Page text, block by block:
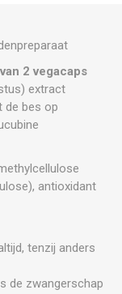
2 vegacaps
extract
de bes op
antioxidant
tenzij anders
de zwangerschap